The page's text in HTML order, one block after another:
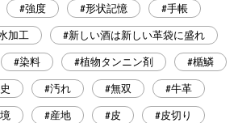
#強度 #形状記憶 #手帳
加工 #新しい酒は新しい革袋に盛れ
#染料 #植物タンニン剤 #楯鱗
#汚れ #無双 #牛革
#産地 #皮 #皮切り